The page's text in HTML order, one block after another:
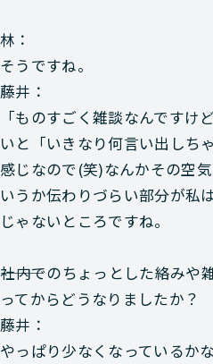
林：
そうですね。
藤井：
「ものすごく雑談なんですけ
いと「いきなり何言い出しち
感じなので(笑)なんかその空
いうか伝わりづらい部分が私
じゃないところですね。
―――社内でのちょっとした絡み
ってからどうなりましたか？
藤井：
やっぱり少なくなっているか